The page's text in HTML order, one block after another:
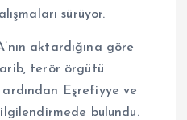
sürüyor.
aktardığına göre
terör örgütü
ardından Eşrefiyye ve
bulundu.